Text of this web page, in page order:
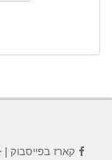
קארז בפייסבוק|